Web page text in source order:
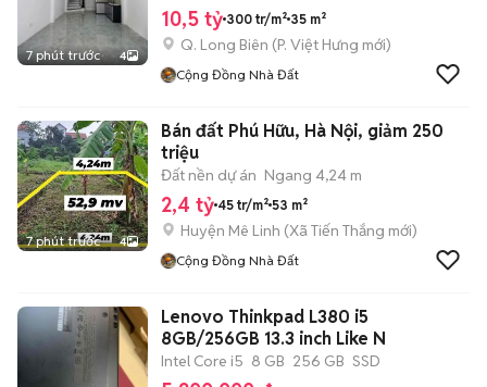
7 phút trước 4
10,5 tỷ 300 tr/m² 35 m²
Q. Long Biên (P. Việt Hưng mới)
Cộng Đồng Nhà Đất
7 phút trước 4
Bán đất Phú Hữu, Hà Nội, giảm 250
triệu
Đất nền dự án Ngang 4,24 m
2,4 tỷ 45 tr/m² 53 m²
Huyện Mê Linh (Xã Tiến Thắng mới)
Cộng Đồng Nhà Đất
Lenovo Thinkpad L380 i5
8GB/256GB 13.3 inch Like N
Intel Core i5 8 GB 256 GB SSD